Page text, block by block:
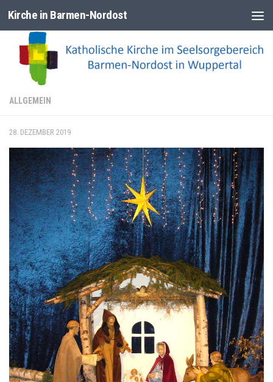
Zum Inhalt springen
Kirche in Barmen-Nordost
ALLGEMEIN
28. DEZEMBER 2019